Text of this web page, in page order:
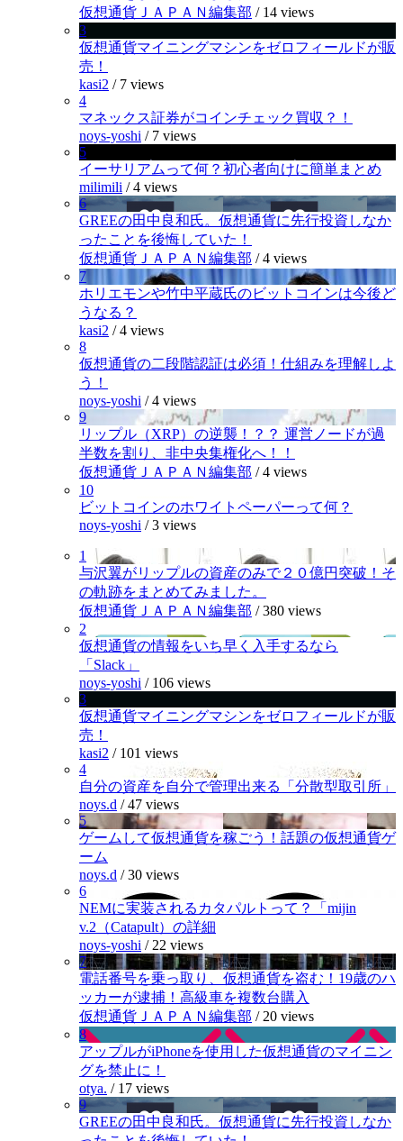
仮想通貨ＪＡＰＡＮ編集部 / 14 views
3
仮想通貨マイニングマシンをゼロフィールドが販
売！
kasi2 / 7 views
4
マネックス証券がコインチェック買収？！
noys-yoshi / 7 views
5
イーサリアムって何？初心者向けに簡単まとめ
milimili /4 views
6
GREEの田中良和氏。仮想通貨に先行投資しなか
ったことを後悔していた！
仮想通貨ＪＡＰＡＮ編集部 /4 views
7
ホリエモンや竹中平蔵氏のビットコインは今後ど
うなる？
kasi2 /4 views
8
仮想通貨の二段階認証は必須！仕組みを理解しよ
う！
noys-yoshi /4 views
9
リップル（XRP）の逆襲！？？ 運営ノードが過
半数を割り、非中央集権化へ！！
仮想通貨ＪＡＰＡＮ編集部 /4 views
10
ビットコインのホワイトペーパーって何？
noys-yoshi /3 views
1
与沢翼がリップルの資産のみで２０億円突破！そ
の軌跡をまとめてみました。
仮想通貨ＪＡＰＡＮ編集部 /380 views
2
仮想通貨の情報をいち早く入手するなら
「Slack」
noys-yoshi / 106 views
3
仮想通貨マイニングマシンをゼロフィールドが販
売！
kasi2 / 101 views
4
自分の資産を自分で管理出来る「分散型取引所」
noys.d /47 views
5
ゲームして仮想通貨を稼ごう！話題の仮想通貨ゲ
ーム
noys.d /30 views
6
NEMに実装されるカタパルトって？「mijin
v.2（Catapult）の詳細
noys-yoshi / 22 views
7
電話番号を乗っ取り、仮想通貨を盗む！19歳のハ
ッカーが逮捕！高級車を複数台購入
仮想通貨ＪＡＰＡＮ編集部 / 20 views
8
アップルがiPhoneを使用した仮想通貨のマイニン
グを禁止に！
otya. / 17 views
9
GREEの田中良和氏。仮想通貨に先行投資しなか